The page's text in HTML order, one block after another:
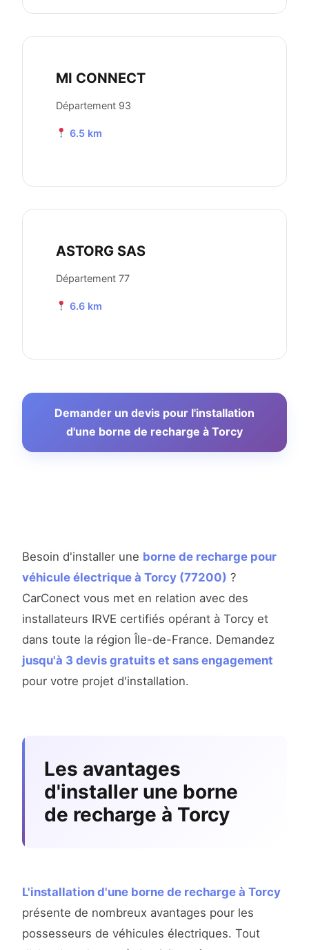
MI CONNECT
Département 93
6.5 km
ASTORG SAS
Département 77
6.6 km
Demander un devis pour l'installation
d'une borne de recharge à Torcy
Besoin d'installer une borne de recharge pour
véhicule électrique à Torcy (77200) ?
CarConect vous met en relation avec des
installateurs IRVE certifiés opérant à Torcy et
dans toute la région Île-de-France. Demandez
jusqu'à 3 devis gratuits et sans engagement
pour votre projet d'installation.
Les avantages
d'installer une borne
de recharge à Torcy
L'installation d'une borne de recharge à Torcy
présente de nombreux avantages pour les
possesseurs de véhicules électriques. Tout